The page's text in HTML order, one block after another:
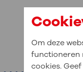
Om deze
functioneren
cookies.